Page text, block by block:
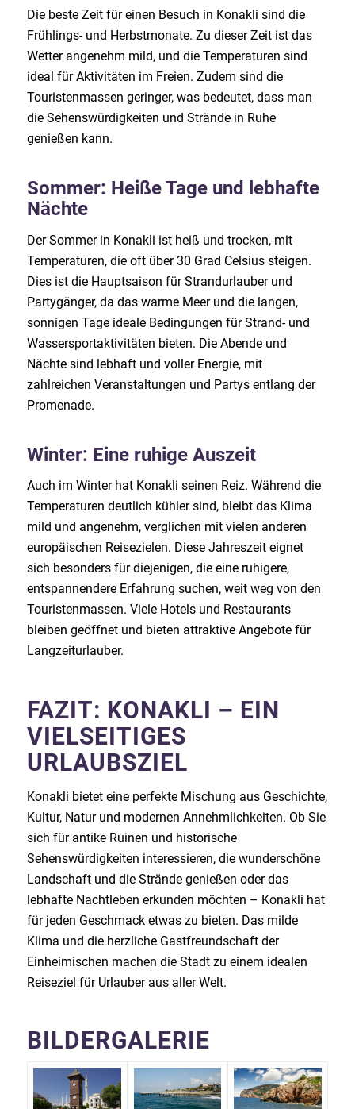
Die beste Zeit für einen Besuch in Konakli sind die
Frühlings- und Herbstmonate. Zu dieser Zeit ist das
Wetter angenehm mild, und die Temperaturen sind
ideal für Aktivitäten im Freien. Zudem sind die
Touristenmassen geringer, was bedeutet, dass man
die Sehenswürdigkeiten und Strände in Ruhe
genießen kann.
Sommer: Heiße Tage und lebhafte
Nächte
Der Sommer in Konakli ist heiß und trocken, mit
Temperaturen, die oft über 30 Grad Celsius steigen.
Dies ist die Hauptsaison für Strandurlauber und
Partygänger, da das warme Meer und die langen,
sonnigen Tage ideale Bedingungen für Strand- und
Wassersportaktivitäten bieten. Die Abende und
Nächte sind lebhaft und voller Energie, mit
zahlreichen Veranstaltungen und Partys entlang der
Promenade.
Winter: Eine ruhige Auszeit
Auch im Winter hat Konakli seinen Reiz. Während die
Temperaturen deutlich kühler sind, bleibt das Klima
mild und angenehm, verglichen mit vielen anderen
europäischen Reisezielen. Diese Jahreszeit eignet
sich besonders für diejenigen, die eine ruhigere,
entspannendere Erfahrung suchen, weit weg von den
Touristenmassen. Viele Hotels und Restaurants
bleiben geöffnet und bieten attraktive Angebote für
Langzeiturlauber.
FAZIT: KONAKLI – EIN
VIELSEITIGES
URLAUBSZIEL
Konakli bietet eine perfekte Mischung aus Geschichte,
Kultur, Natur und modernen Annehmlichkeiten. Ob Sie
sich für antike Ruinen und historische
Sehenswürdigkeiten interessieren, die wunderschöne
Landschaft und die Strände genießen oder das
lebhafte Nachtleben erkunden möchten – Konakli hat
für jeden Geschmack etwas zu bieten. Das milde
Klima und die herzliche Gastfreundschaft der
Einheimischen machen die Stadt zu einem idealen
Reiseziel für Urlauber aus aller Welt.
BILDERGALERIE